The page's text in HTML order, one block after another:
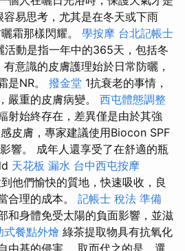
容易思考，尤其是在冬天或下雨
霜那樣閃耀。 學按摩 台北記帳士
活動是指一年中的365天，包括冬
有意識的皮膚護理始於日常防曬，
是NR。 撥金堂 1抗衰老的事情，
嚴重的皮膚病變。 西屯體態調整
射始終存在，差異僅是由於其強
皮膚，專家建議使用Biocon SPF
響。 成年人還享受了在舒適的瓶
天花板 漏水 台中西屯按摩
他們愉快的質地，快速吸收，良
合理的成本。 記帳士 稅法 準備
和身體免受太陽的負面影響，並滋
式餐點外燴 綠茶提取物具有抗氧化
由基的侵害。 取而代之的是，選